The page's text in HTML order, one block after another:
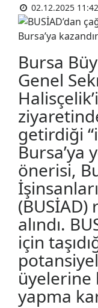
02.12.2025 11:42
Bursa
Genel
getirdiği
Bursa’ya
önerisi,
alındı.
için
yapma